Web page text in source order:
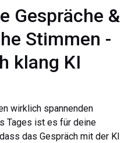
Gespräche &
Stimmen -
klang KI
wirklich spannenden
Tages ist es für deine
das Gespräch mit der KI